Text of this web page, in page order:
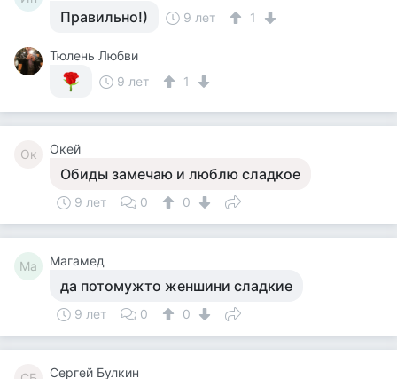
Правильно!) 9 лет 1
Тюлень Любви
9 лет
1
Ок Окей
Обиды замечаю и люблю сладкое
9 лет 0 0
Ма Магамед
да потомужто женшини сладкие
9 лет 0 0
Сергей Булкин